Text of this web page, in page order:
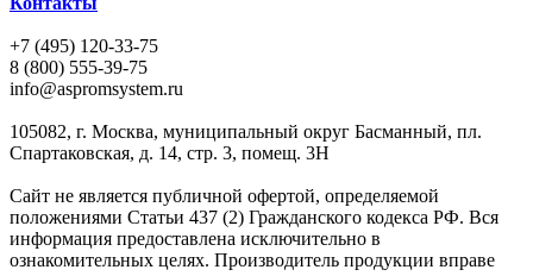
+7 (495) 120-33-75
8 (800) 555-39-75
info@aspromsystem.ru
105082, г. Москва, муниципальный округ Басманный, пл.
Спартаковская, д. 14, стр. 3, помещ. 3Н
Сайт не является публичной офертой, определяемой
положениями Статьи 437 (2) Гражданского кодекса РФ. Вся
информация предоставлена исключительно в
ознакомительных целях. Производитель продукции вправе